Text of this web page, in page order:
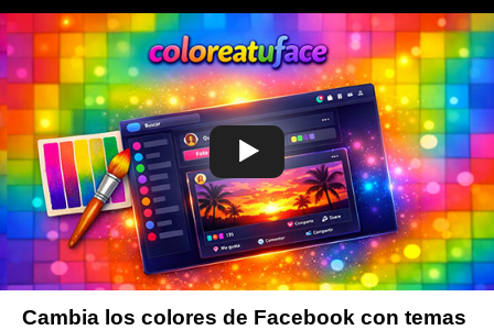
Cambia los colores de Facebook con temas